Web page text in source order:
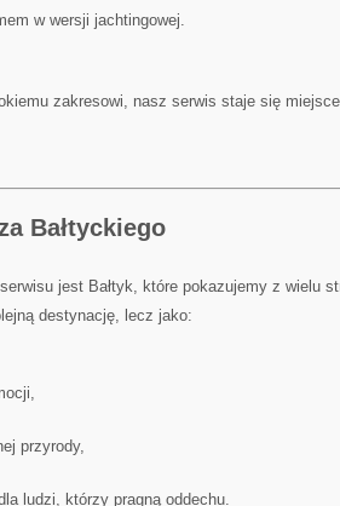
w wersji jachtingowej.
zakresowi, nasz serwis staje się
Bałtyckiego
jest Bałtyk, które pokazujemy z wielu
destynację, lecz jako:
przyrody,
ludzi, którzy pragną oddechu.